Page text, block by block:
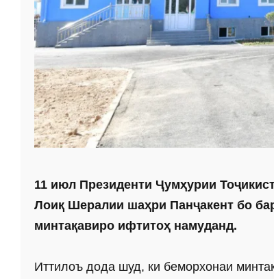
11 июл Президенти Ҷумҳурии
Лоиқ Шералии шаҳри Панҷакент бо
минтақавиро ифтитоҳ намуданд.
Иттилоъ дода шуд, ки беморхонаи